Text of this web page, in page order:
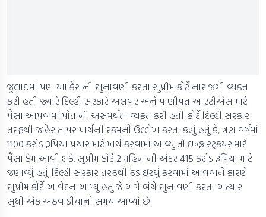
જુલાઇમાં પણ આ કેસની સુનાવણી કરતા સુપ્રીમ કોર્ટે નારાજગી વ્યક્ત
કરી હતી જ્યારે દિલ્હી સરકારે અલવર અને પાણીપત આરટીએસ માટે
પૈસા આપવામાં પોતાની અસમર્થતા વ્યક્ત કરી હતી. કોર્ટે દિલ્હી સરકાર
તરફથી જાહેરાત પર ખર્ચની રકમનો ઉલ્લેખ કરતા કહ્યું હતું કે, ત્રણ વર્ષમાં
1100 કરોડ રૂપિયા પ્રચાર માટે ખર્ચ કરવામાં આવ્યું તો ઇન્ફ્રાસ્ટ્રક્ચર માટે
પૈસા કેમ આવી શકે. સુપ્રીમ કોર્ટે 2 મહિનાની અંદર 415 કરોડ રૂપિયા માટે
જણાવ્યું હતું. દિલ્હી સરકાર તરફથી ફંડ ઇશ્યું કરવામાં આવવાને કારણે
સુપ્રીમ કોર્ટે આવેદન આપ્યું હતું જે અંગે બેંચે સુનાવણી કરતા અત્યાર
સુધી એક અઠવાડીયાનો સમય આપ્યો છે.